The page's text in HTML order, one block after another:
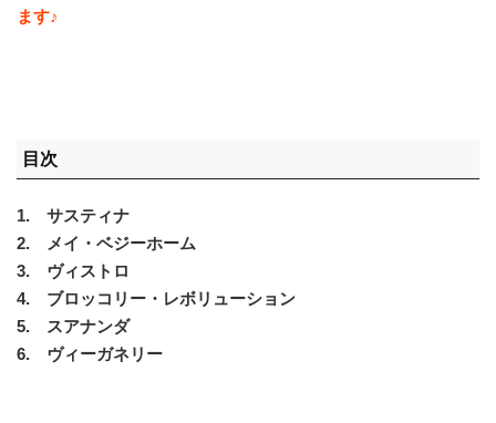
ます♪
目次
1. サスティナ
2. メイ・ベジーホーム
3. ヴィストロ
4. ブロッコリー・レボリューション
5. スアナンダ
6. ヴィーガネリー